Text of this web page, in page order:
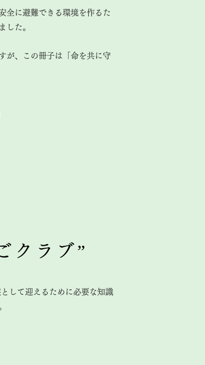
全に避難できる環境を作るた
した。
が、この冊子は「命を共に守
クラブ”
して迎えるために必要な知識